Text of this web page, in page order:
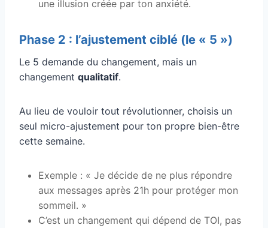
une illusion créée par ton anxiété.
Phase 2 : l’ajustement ciblé (le « 5 »)
Le 5 demande du changement, mais un
changement qualitatif.
Au lieu de vouloir tout révolutionner, choisis un
seul micro-ajustement pour ton propre bien-être
cette semaine.
Exemple : « Je décide de ne plus répondre
aux messages après 21h pour protéger mon
sommeil. »
C’est un changement qui dépend de TOI, pas